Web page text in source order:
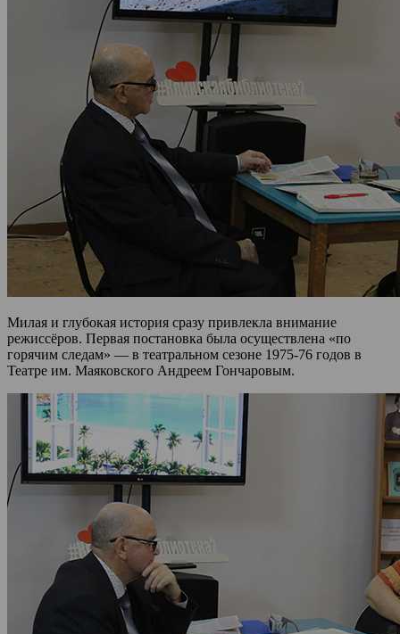
Милая и глубокая история сразу привлекла внимание
режиссёров. Первая постановка была осуществлена «по
горячим следам» — в театральном сезоне 1975-76 годов в
Театре им. Маяковского Андреем Гончаровым.